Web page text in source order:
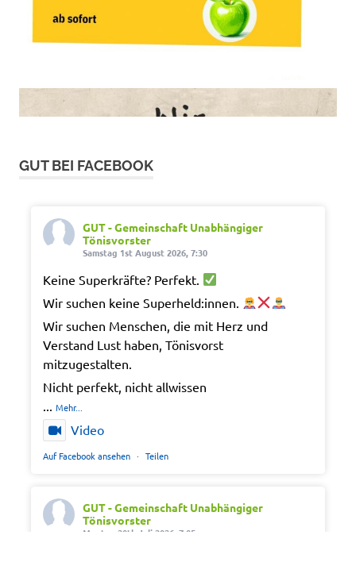
GUT BEI FACEBOOK
GUT - Gemeinschaft Unabhängiger
Tönisvorster
Samstag 1st August 2026, 7:30
Keine Superkräfte? Perfekt.
Wir suchen keine Superheld:innen.
Wir suchen Menschen, die mit Herz und
Verstand Lust haben, Tönisvorst
mitzugestalten.
Nicht perfekt, nicht allwissen
Mehr...
Video
Auf Facebook ansehen · Teilen
GUT - Gemeinschaft Unabhängiger
Tönisvorster
Montag 20th Juli 2026, 7:05